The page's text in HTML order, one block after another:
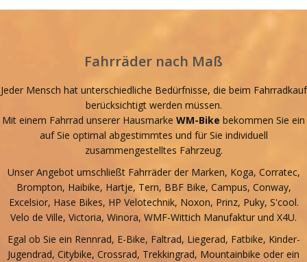
Fahrräder nach Maß
Jeder Mensch hat unterschiedliche Bedürfnisse, die beim Fahrradkauf
berücksichtigt werden müssen.
Mit einem Fahrrad unserer Hausmarke WM-Bike bekommen Sie ein
auf Sie optimal abgestimmtes und für Sie individuell
zusammengestelltes Fahrzeug.
Unser Angebot umschließt Fahrräder der Marken, Koga, Corratec,
Brompton, Haibike, Hartje, Tern, BBF Bike, Campus, Conway,
Excelsior, Hase Bikes, HP Velotechnik, Noxon, Prinz, Puky, S'cool.
Velo de Ville, Victoria, Winora, WMF-Wittich Manufaktur und X4U.
Egal ob Sie ein Rennrad, E-Bike, Faltrad, Liegerad, Fatbike, Kinder-
Jugendrad, Citybike, Crossrad, Trekkingrad, Mountainbike oder ein